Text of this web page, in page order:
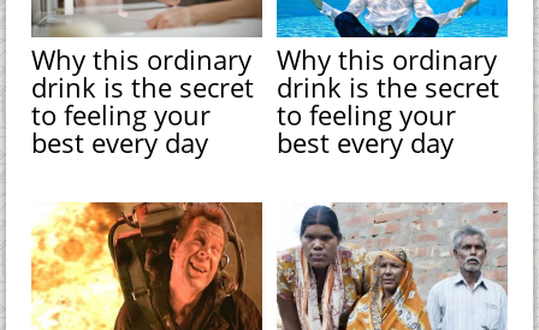
Why this ordinary
drink is the secret
to feeling your
best every day
Why this ordinary
drink is the secret
to feeling your
best every day